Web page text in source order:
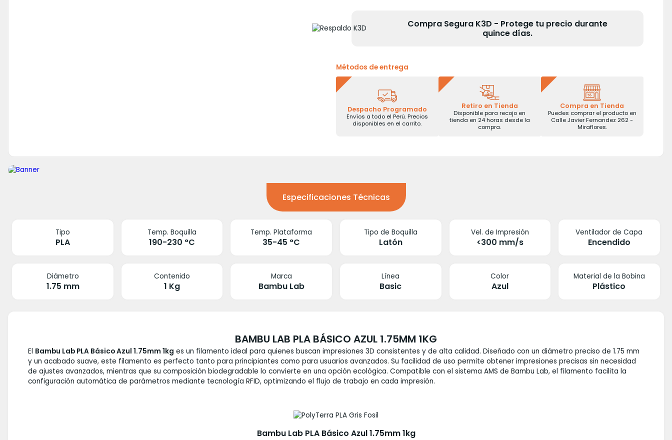
Compra Segura K3D - Protege tu precio durante
quince días.
Métodos de entrega
Despacho Programado
Envíos a todo el Perú. Precios
disponibles en el carrito.
Retiro en Tienda
Disponible para recojo en
tienda en 24 horas desde la
compra.
Compra en Tienda
Puedes comprar el producto en
Calle Javier Fernandez 262 -
Miraflores.
Especificaciones Técnicas
Tipo
PLA
Temp. Boquilla
190-230 °C
Temp. Plataforma
35-45 °C
Tipo de Boquilla
Latón
Vel. de Impresión
<300 mm/s
Ventilador de Capa
Encendido
Diámetro
1.75 mm
Contenido
1 Kg
Marca
Bambu Lab
Línea
Basic
Color
Azul
Material de la Bobina
Plástico
BAMBU LAB PLA BÁSICO AZUL 1.75MM 1KG
El Bambu Lab PLA Básico Azul 1.75mm 1kg es un filamento ideal para quienes buscan impresiones 3D consistentes y de alta calidad. Diseñado con un diámetro preciso de 1.75 mm
y un acabado suave, este filamento es perfecto tanto para principiantes como para usuarios avanzados. Su facilidad de uso permite obtener impresiones precisas sin necesidad
de ajustes avanzados, mientras que su composición biodegradable lo convierte en una opción ecológica. Compatible con el sistema AMS de Bambu Lab, el filamento facilita la
configuración automática de parámetros mediante tecnología RFID, optimizando el flujo de trabajo en cada impresión.
Bambu Lab PLA Básico Azul 1.75mm 1kg